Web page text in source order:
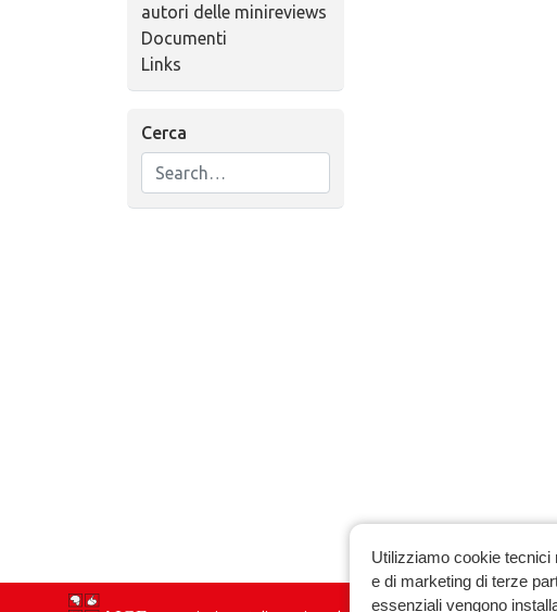
autori delle minireviews
Documenti
Links
Cerca
Utilizziamo cookie
e di marketing di terze
essenziali vengono